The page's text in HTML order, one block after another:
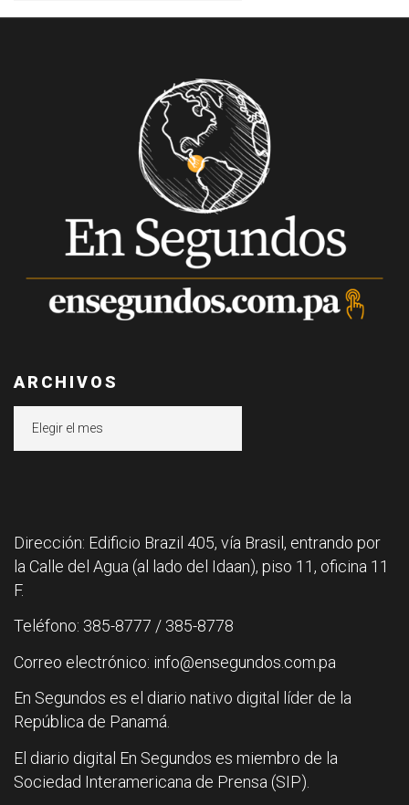
ARCHIVOS
Dirección: Edificio Brazil 405, vía Brasil, entrando por
la Calle del Agua (al lado del Idaan), piso 11, oficina 11
F.
Teléfono: 385-8777 / 385-8778
Correo electrónico: info@ensegundos.com.pa
En Segundos es el diario nativo digital líder de la
República de Panamá.
El diario digital En Segundos es miembro de la
Sociedad Interamericana de Prensa (SIP).